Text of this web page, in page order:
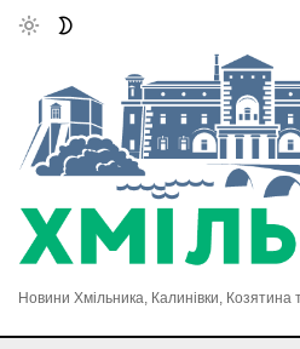
Новини Хмільника, Калинівки, Козятина